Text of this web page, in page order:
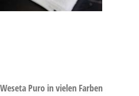
Weseta Puro in vielen Farben